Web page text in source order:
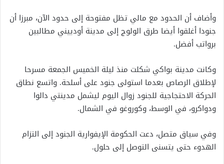
وأضاف أن الحدود مع مالي تظل مفتوحة إلى حدود الآن، مبرزا أن
جنودا أغلقوا أيضا طرق الولوج إلى مدينة أودييني مطالبين
برواتب أفضل.
وكانت مدينة بواكي شكلت منذ ليلة الخميس الجمعة مسرحا
لإطلاق الرصاص بعدما استولى جنود على أسلحة. واتسع نطاق
الحركة الاحتجاجية للجنود زوال اليوم ليشمل مدينتي دالوا
ودواكرو، في الوسط، وكوروغو في الشمال.
وفي سياق متصل، دعت الحكومة الإيفوارية الجنود إلى التزام
الهدوء حتى يتسنى التوصل إلى حلول.